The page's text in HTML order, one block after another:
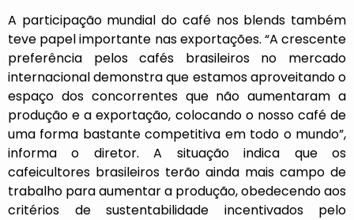
A participação mundial do café nos blends também
teve papel importante nas exportações. “A crescente
preferência pelos cafés brasileiros no mercado
internacional demonstra que estamos aproveitando o
espaço dos concorrentes que não aumentaram a
produção e a exportação, colocando o nosso café de
uma forma bastante competitiva em todo o mundo”,
informa o diretor. A situação indica que os
cafeicultores brasileiros terão ainda mais campo de
trabalho para aumentar a produção, obedecendo aos
critérios de sustentabilidade incentivados pelo